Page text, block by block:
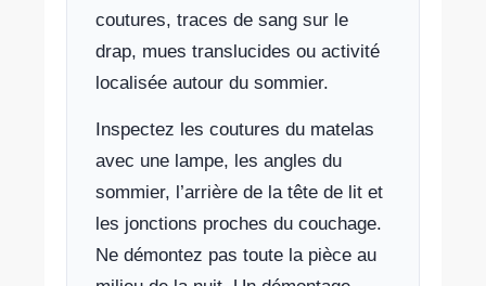
coutures, traces de sang sur le
drap, mues translucides ou activité
localisée autour du sommier.
Inspectez les coutures du matelas
avec une lampe, les angles du
sommier, l’arrière de la tête de lit et
les jonctions proches du couchage.
Ne démontez pas toute la pièce au